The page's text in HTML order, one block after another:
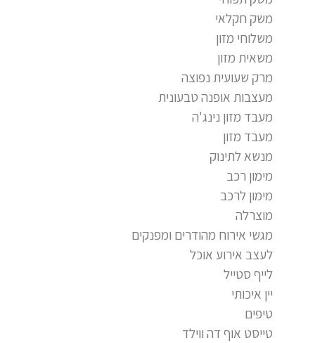
משק חקלאי
משלוחי מזון
משאית מזון
מרק שעועית נפוצה
מעצבות אופנה טבעונית
מעבד מזון נינג'ה
מעבד מזון
מנשא לתינוק
מימון רכב
מימון לרכב
מוצרלה
מגשי אירוח מהודרים ומפנקים
לעצב אירוע אוכל
לייף סטייל
יין איכותי
טיפים
טייסט אוף דה ווילד